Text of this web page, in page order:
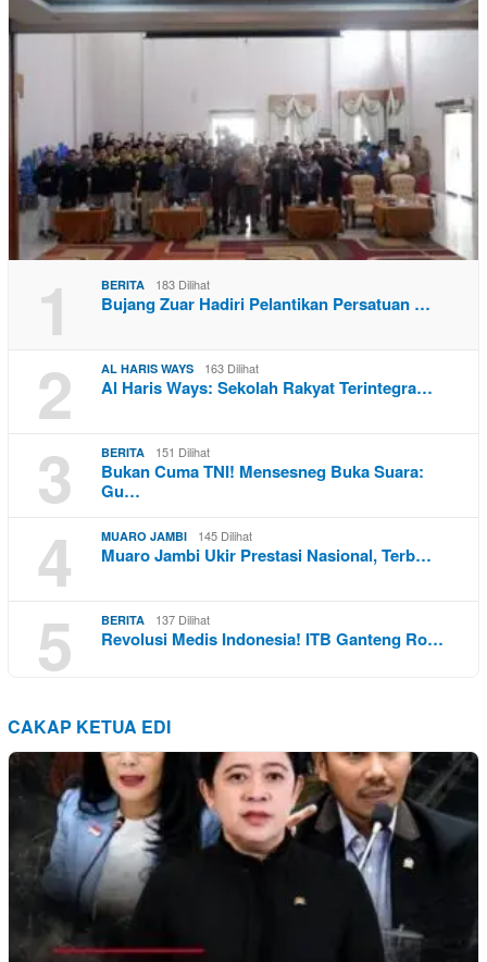
1 BERITA 183 Dilihat
Bujang Zuar Hadiri Pelantikan Persatuan …
2 AL HARIS WAYS 163 Dilihat
Al Haris Ways: Sekolah Rakyat Terintegra…
3 BERITA 151 Dilihat
Bukan Cuma TNI! Mensesneg Buka Suara:
Gu…
4 MUARO JAMBI 145 Dilihat
Muaro Jambi Ukir Prestasi Nasional, Terb…
5 BERITA 137 Dilihat
Revolusi Medis Indonesia! ITB Ganteng Ro…
CAKAP KETUA EDI